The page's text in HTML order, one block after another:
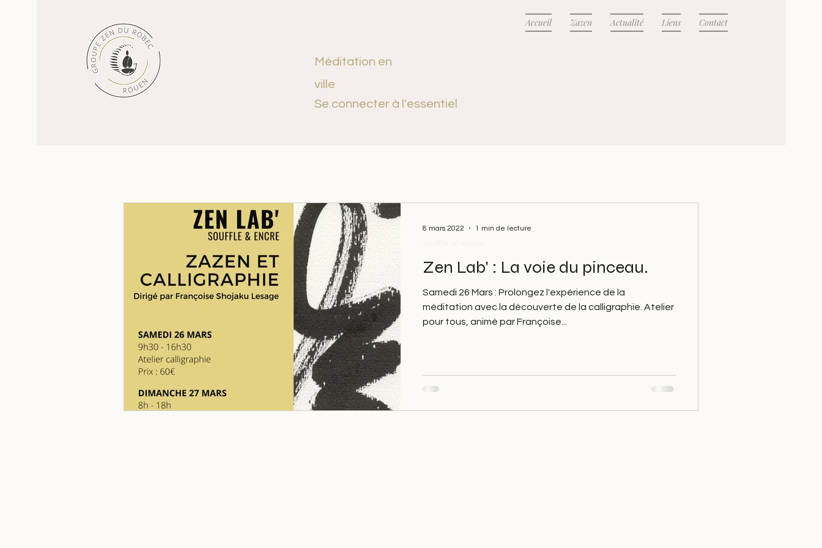
Accueil Zazen Actualité Liens Contact
Méditation en
ville
Se connecter à l'essentiel
Zen Lab' : La voie du pinceau.
Samedi 26 Mars : Prolongez l'expérience de la
méditation avec la découverte de la calligraphie. Atelier
pour tous, animé par Françoise...
8 mars 2022 1 min de lecture